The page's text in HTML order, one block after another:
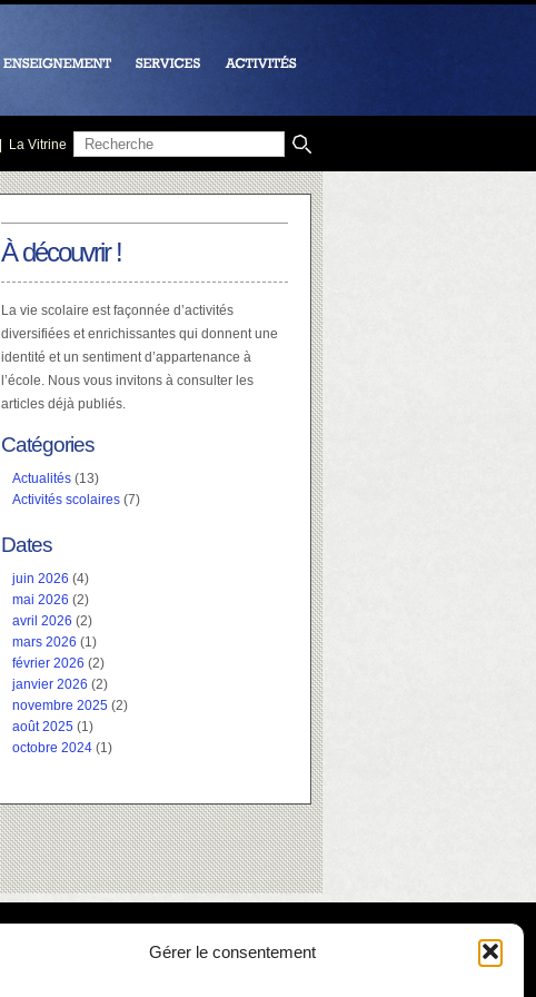
Gérer le consentement
La Vitrine
À découvrir !
La vie scolaire est façonnée d’activités
diversifiées et enrichissantes qui donnent une
identité et un sentiment d’appartenance à
l’école. Nous vous invitons à consulter les
articles déjà publiés.
Catégories
Actualités (13)
Activités scolaires (7)
Dates
juin 2026 (4)
mai 2026 (2)
avril 2026 (2)
mars 2026 (1)
février 2026 (2)
janvier 2026 (2)
novembre 2025 (2)
août 2025 (1)
octobre 2024 (1)